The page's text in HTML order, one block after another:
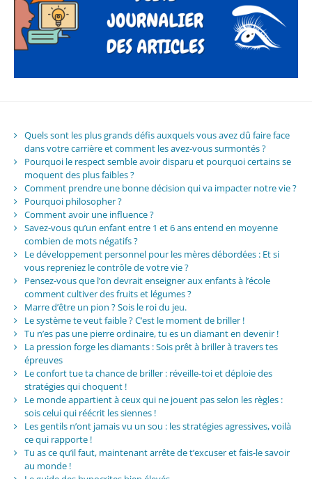
Quels sont les plus grands défis auxquels vous avez dû faire face
dans votre carrière et comment les avez-vous surmontés ?
Pourquoi le respect semble avoir disparu et pourquoi certains se
moquent des plus faibles ?
Comment prendre une bonne décision qui va impacter notre vie ?
Pourquoi philosopher ?
Comment avoir une influence ?
Savez-vous qu’un enfant entre 1 et 6 ans entend en moyenne
combien de mots négatifs ?
Le développement personnel pour les mères débordées : Et si
vous repreniez le contrôle de votre vie ?
Pensez-vous que l’on devrait enseigner aux enfants à l’école
comment cultiver des fruits et légumes ?
Marre d’être un pion ? Sois le roi du jeu.
Le système te veut faible ? C’est le moment de briller !
Tu n’es pas une pierre ordinaire, tu es un diamant en devenir !
La pression forge les diamants : Sois prêt à briller à travers tes
épreuves
Le confort tue ta chance de briller : réveille-toi et déploie des
stratégies qui choquent !
Le monde appartient à ceux qui ne jouent pas selon les règles :
sois celui qui réécrit les siennes !
Les gentils n’ont jamais vu un sou : les stratégies agressives, voilà
ce qui rapporte !
Tu as ce qu’il faut, maintenant arrête de t’excuser et fais-le savoir
au monde !